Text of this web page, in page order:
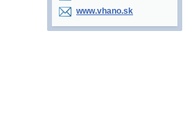
www.vhano.sk